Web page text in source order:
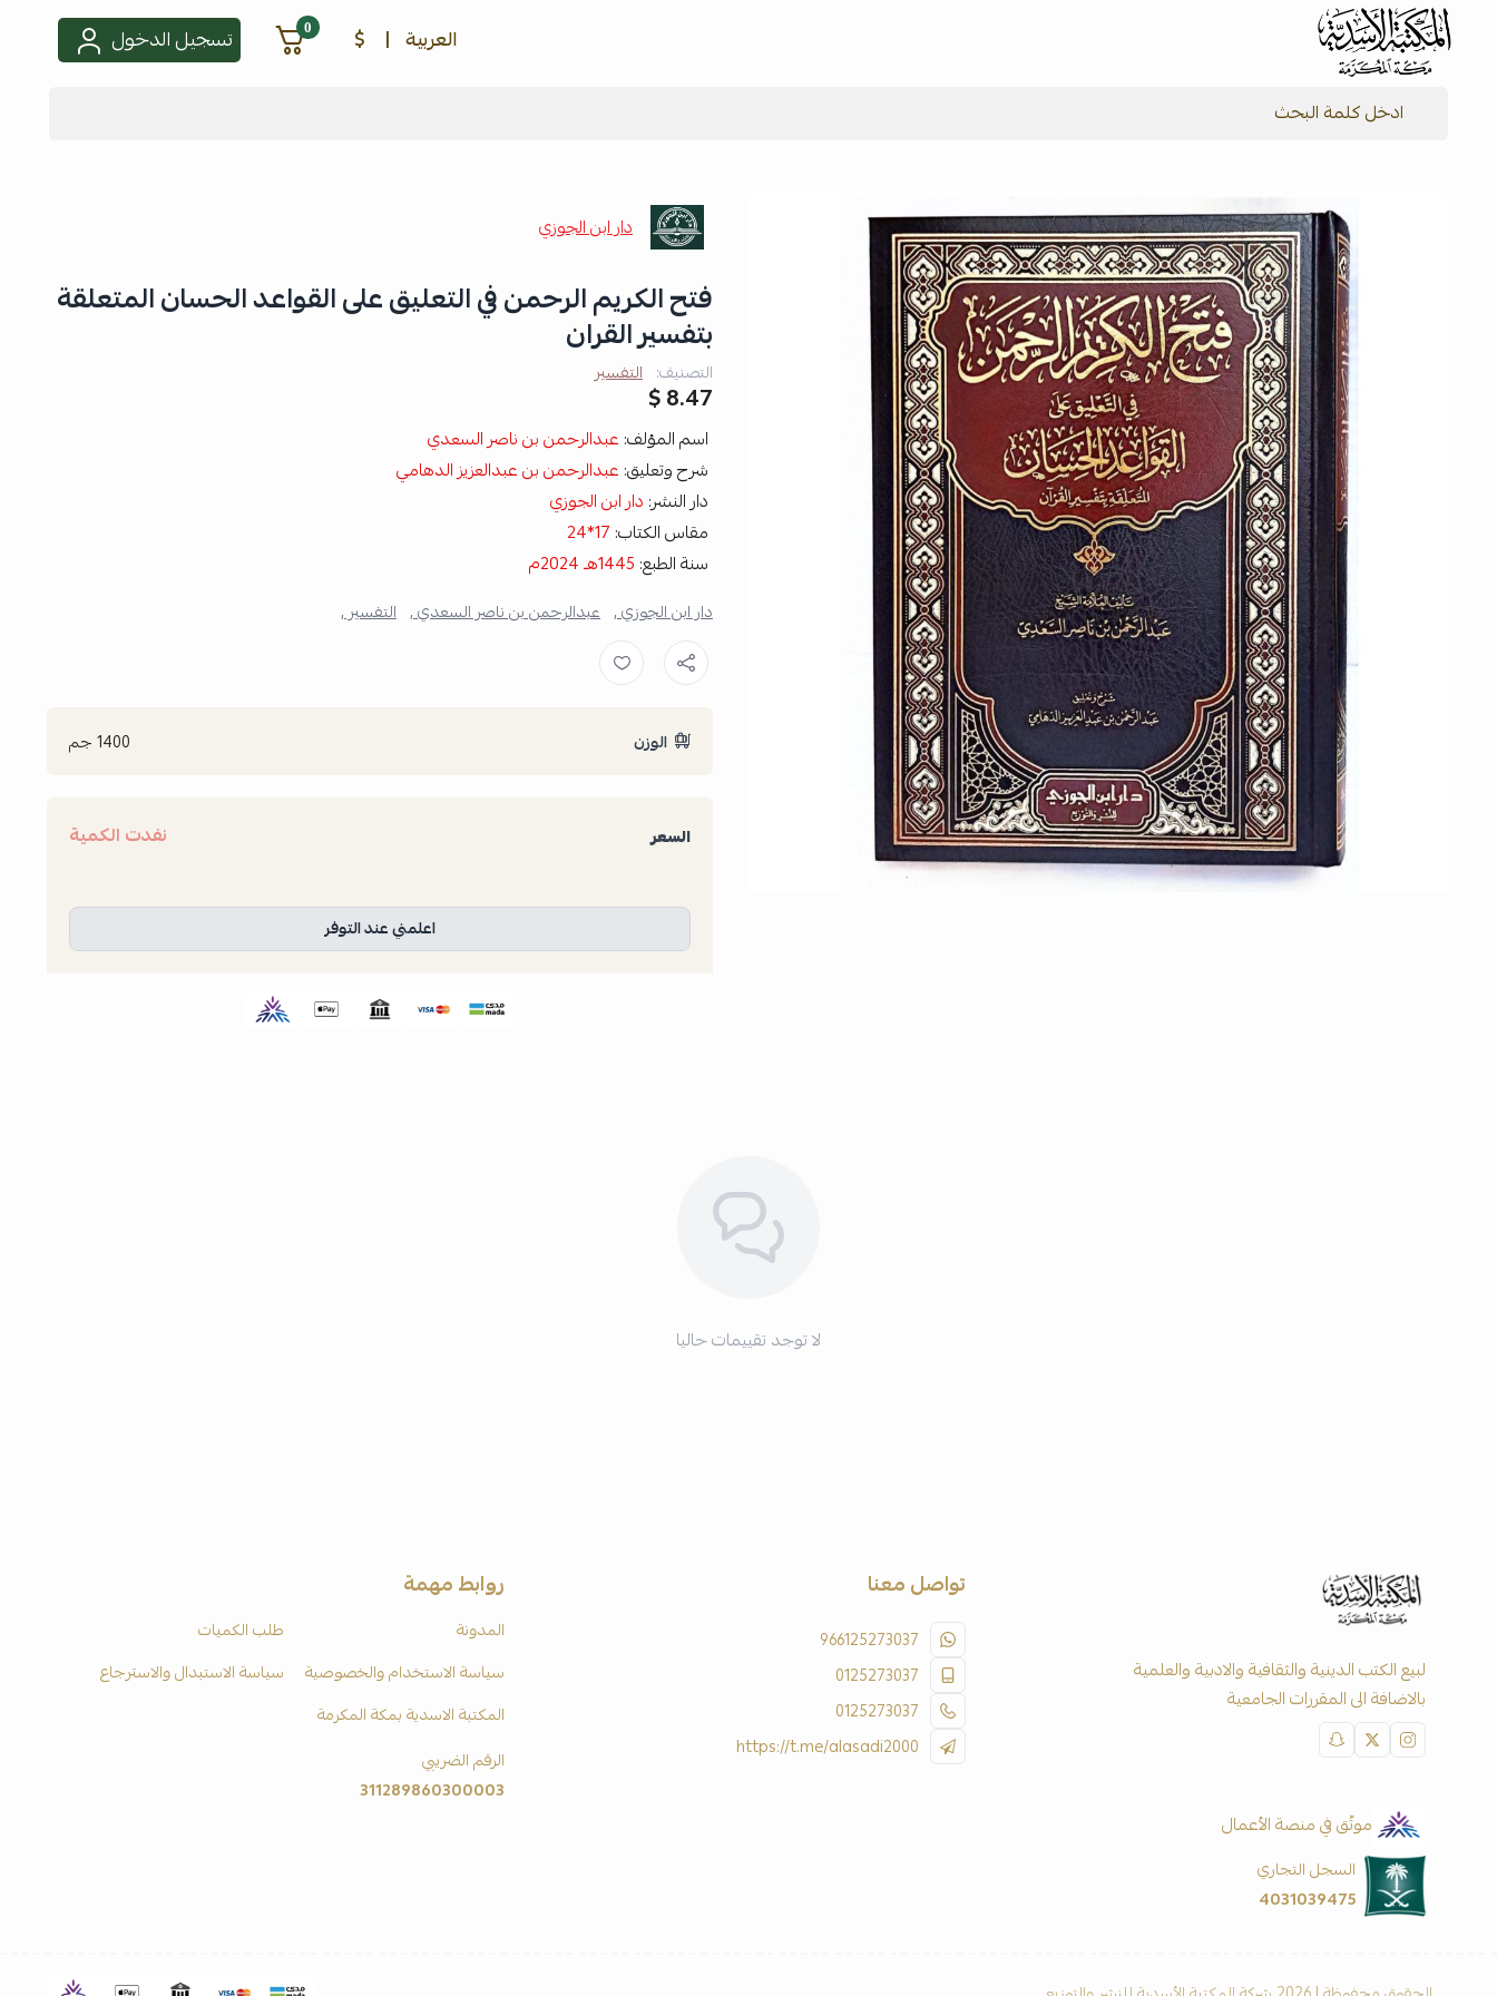
شركة المكتبة الأسدية للنشر والتوزيع العربية |
$
0 تسجيل الدخول
دار ابن الجوزي
فتح الكريم الرحمن في التعليق على القواعد الحسان المتعلقة
بتفسير القران
التصنيف: التفسير
8.47 $
اسم المؤلف: عبدالرحمن بن ناصر السعدي
شرح وتعليق: عبدالرحمن بن عبدالعزيز الدهامي
دار النشر: دار ابن الجوزي
مقاس الكتاب: 17*24
سنة الطبع: 1445هـ 2024م
دار ابن الجوزي , عبدالرحمن بن ناصر السعدي , التفسير ,
الوزن 1400 جم
السعر نفدت الكمية
اعلمني عند التوفر
لا توجد تقييمات حاليا
لبيع الكتب الدينية والثقافية والادبية والعلمية
بالاضافة الى المقررات الجامعية
موثّق في منصة الأعمال
السجل التجاري
4031039475
تواصل معنا
966125273037
0125273037
0125273037
https://t.me/alasadi2000
روابط مهمة
المدونة
طلب الكميات
سياسة الاستخدام والخصوصية
سياسة الاستبدال والاسترجاع
المكتبة الاسدية بمكة المكرمة
الرقم الضريبي
311289860300003